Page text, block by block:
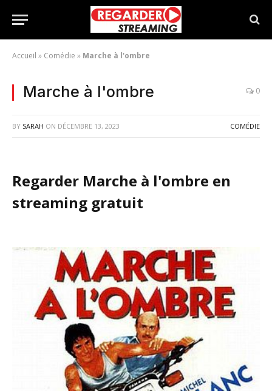
Accueil » Comédie » Marche à l'ombre
Marche à l'ombre 0
BY SARAH ON DÉCEMBRE 13, 2023 COMÉDIE
Regarder Marche à l'ombre en
streaming gratuit